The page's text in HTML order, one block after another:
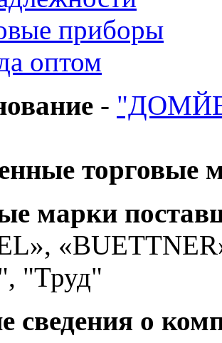
приборы
оптом
-
торговые
марки
"Труд"
сведения о